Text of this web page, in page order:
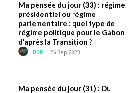
Ma pensée du jour (33) : régime
présidentiel ou régime
parlementaire : quel type de
régime politique pour le Gabon
d’après la Transition ?
BDP - 26 Sep 2023
Ma pensée du jour (31) : Du